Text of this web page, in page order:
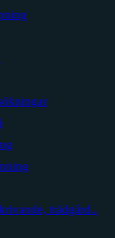
trädgård..